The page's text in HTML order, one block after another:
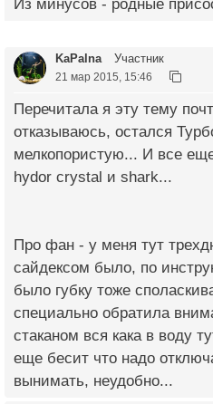
Из минусов - родные
KaPalna Участник
21 мар 2015, 15:46
Перечитала я эту тему
отказываюсь, остался
мелкопористую... И все
hydor crystal и shark...
Про фан - у меня тут
сайдексом было, по
было губку тоже
специально обратила
стаканом вся кака в воду
еще бесит что надо
вынимать, неудобно...